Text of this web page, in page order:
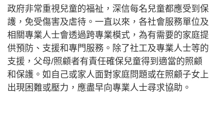
政府非常重視兒童的福祉，深信每名兒童都應受到保
護，免受傷害及虐待。一直以來，各社會服務單位及
相關專業人士會透過跨專業模式，為有需要的家庭提
供預防、支援和專門服務。除了社工及專業人士等的
支援，父母/照顧者有責任確保兒童得到適當的照顧
和保護。如自己或家人面對家庭問題或在照顧子女上
出現困難或壓力，應盡早向專業人士尋求協助。